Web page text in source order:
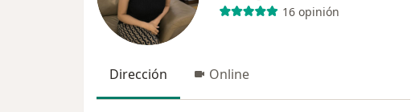
16 opinión
Dirección Online